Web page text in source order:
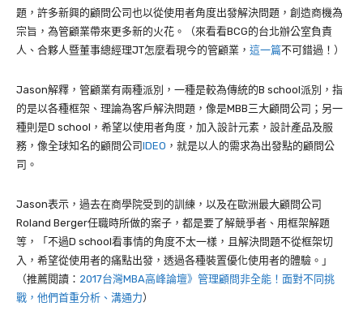
題，許多新興的顧問公司也以從使用者角度出發解決問題，創造商機為
宗旨，為管顧業帶來更多新的火花。（來看看BCG的台北辦公室負責
人、合夥人暨董事總經理JT怎麼看現今的管顧業， 這一篇不可錯過！）
Jason解釋，管顧業有兩種派別，一種是較為傳統的B school派別，指
的是以各種框架、理論為客戶解決問題，像是MBB三大顧問公司；另一
種則是D school ，希望以使用者角度，加入設計元素，設計產品及服
務，像全球知名的顧問公司IDEO ，就是以人的需求為出發點的顧問公
司。
Jason表示，過去在商學院受到的訓練，以及在歐洲最大顧問公司
Roland Berger任職時所做的案子，都是要了解競爭者、用框架解題
等，「不過D school看事情的角度不太一樣，且解決問題不從框架切
入，希望從使用者的痛點出發，透過各種裝置優化使用者的體驗。」
（推薦閱讀： 2017台灣MBA高峰論壇》管理顧問非全能！面對不同挑
戰，他們首重分析、溝通力）